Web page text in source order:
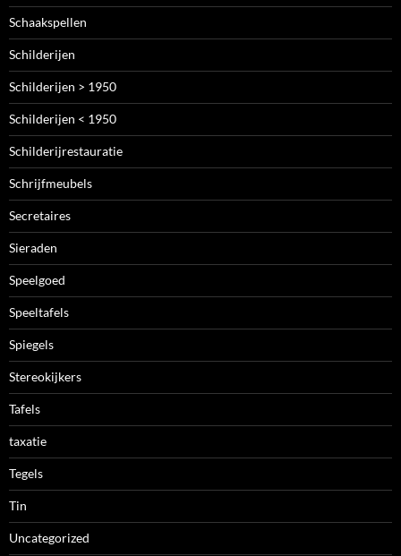
Schaakspellen
Schilderijen
Schilderijen > 1950
Schilderijen < 1950
Schilderijrestauratie
Schrijfmeubels
Secretaires
Sieraden
Speelgoed
Speeltafels
Spiegels
Stereokijkers
Tafels
taxatie
Tegels
Tin
Uncategorized